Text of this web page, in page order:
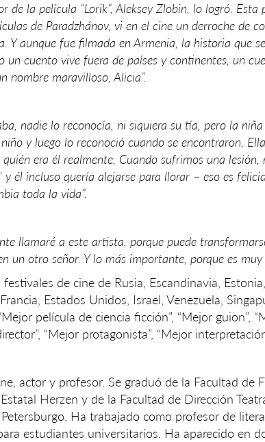
la película “Lorik”, Aleksey Zlobin, lo logró. Esta
de Paradzhánov, vi en el cine un derroche de
Y aunque fue filmada en Armenia, la historia que
un cuento vive fuera de países y continentes, un
nombre maravilloso, Alicia”.
nadie lo reconocía, ni siquiera su tía, pero la
y luego lo reconoció cuando se encontraron.
era él realmente. Cuando sufrimos una lesión,
y él incluso quería alejarse para llorar – eso es
toda la vida”.
llamaré a este artista, porque puede
un otro señor. Y lo más importante, porque es muy
de cine de Rusia, Escandinavia,
Estados Unidos, Israel, Venezuela,
película de ciencia ficción”, “Mejor guion”,
“Mejor protagonista”, “Mejor
actor y profesor. Se graduó de la Facultad de
Herzen y de la Facultad de Dirección
Ha trabajado como profesor de
estudiantes universitarios. Ha aparecido en